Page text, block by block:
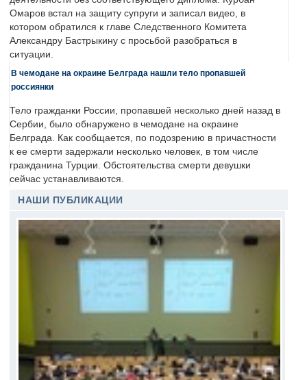
Омаров встал на защиту супруги и записал видео, в
котором обратился к главе Следственного Комитета
Александру Бастрыкину с просьбой разобраться в
ситуации.
В чемодане на окраине Белграда нашли тело пропавшей
россиянки
Тело гражданки России, пропавшей несколько дней назад в
Сербии, было обнаружено в чемодане на окраине
Белграда. Как сообщается, по подозрению в причастности
к ее смерти задержали несколько человек, в том числе
гражданина Турции. Обстоятельства смерти девушки
сейчас устанавливаются.
НАШИ ПУБЛИКАЦИИ